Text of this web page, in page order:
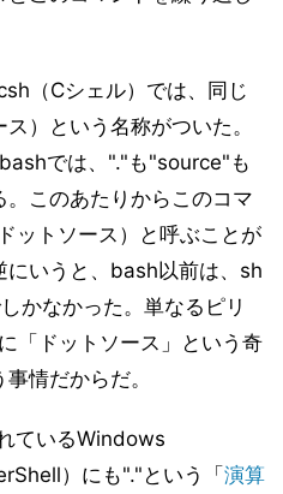
（Cシェル）では、同じ
）という名称がついた。
では、"."も"source"も
このあたりからこのコマ
ットソース）と呼ぶことが
にいうと、bash以前は、sh
かなかった。単なるピリ
「ドットソース」という奇
情だからだ。
ているWindows
）にも"."という「 演算